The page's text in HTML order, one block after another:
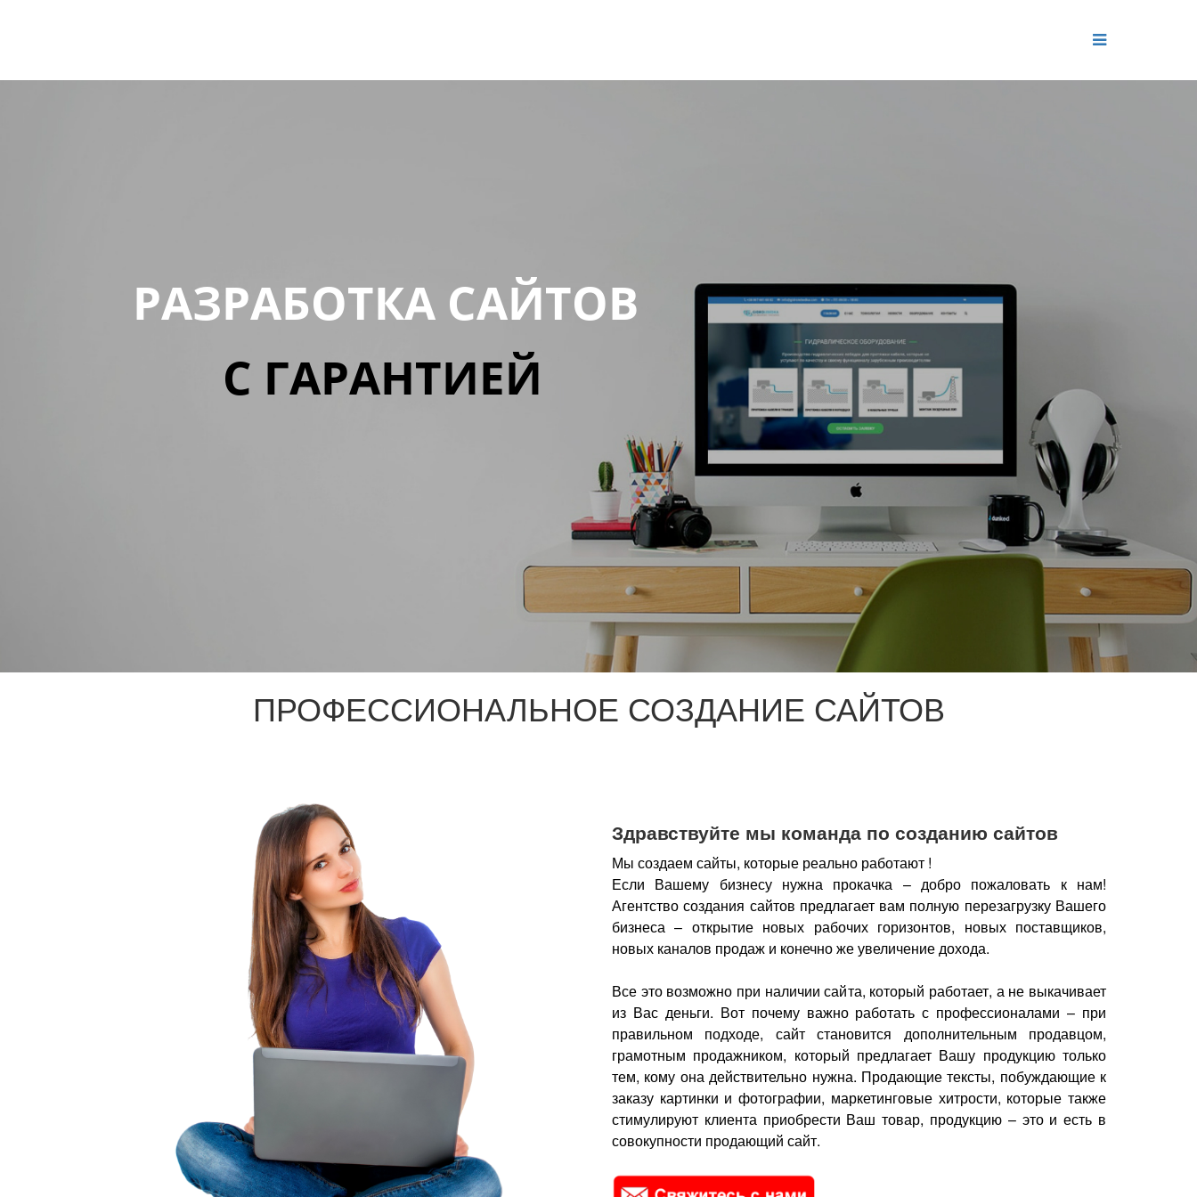
РАЗРАБОТКА САЙТОВ
С ГАРАНТИЕЙ
ПРОФЕССИОНАЛЬНОЕ СОЗДАНИЕ САЙТОВ
Здравствуйте мы команда по созданию сайтов
Мы создаем сайты, которые реально работают !
Если Вашему бизнесу нужна прокачка – добро пожаловать к нам!
Агентство создания сайтов предлагает вам полную перезагрузку Вашего
бизнеса – открытие новых рабочих горизонтов, новых поставщиков,
новых каналов продаж и конечно же увеличение дохода.
Все это возможно при наличии сайта, который работает, а не выкачивает
из Вас деньги. Вот почему важно работать с профессионалами – при
правильном подходе, сайт становится дополнительным продавцом,
грамотным продажником, который предлагает Вашу продукцию только
тем, кому она действительно нужна. Продающие тексты, побуждающие к
заказу картинки и фотографии, маркетинговые хитрости, которые также
стимулируют клиента приобрести Ваш товар, продукцию – это и есть в
совокупности продающий сайт.